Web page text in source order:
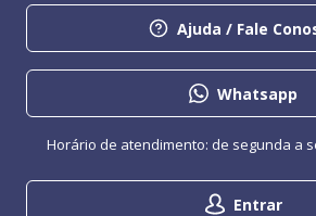
Ajuda / Fale
Whatsapp
Entrar
Horário de atendimento: de segunda a